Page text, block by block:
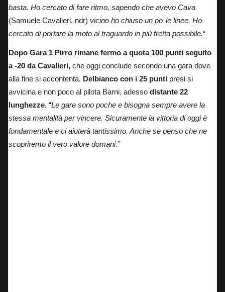
basta. Ho cercato di fare ritmo, sapendo che avevo Cava
(Samuele Cavalieri, ndr) vicino ho chiuso un po’ le linee. Ho
cercato di portare la moto al traguardo in più fretta possibile.“
Dopo Gara 1 Pirro rimane fermo a quota 100 punti seguito
a -20 da Cavalieri, che oggi conclude secondo una gara dove
alla fine si accontenta. Delbianco con i 25 punti presi si
avvicina e non poco al pilota Barni, adesso distante 22
lunghezze. “Le gare sono poche e bisogna sempre avere la
stessa mentalità per vincere. Sicuramente la vittoria di oggi è
fondamentale e ci aiuterà tantissimo. Anche se penso che ne
scopriremo il vero valore domani.”